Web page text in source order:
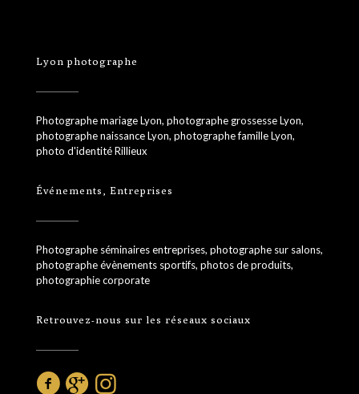
Lyon photographe
Photographe mariage Lyon, photographe grossesse Lyon,
photographe naissance Lyon, photographe famille Lyon,
photo d'identité Rillieux
Événements, Entreprises
Photographe séminaires entreprises, photographe sur salons,
photographe évènements sportifs, photos de produits,
photographie corporate
Retrouvez-nous sur les réseaux sociaux